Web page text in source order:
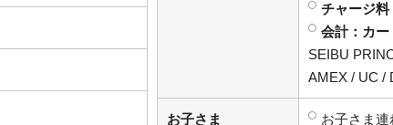
チャージ料
会計：カ
SEIBU
AMEX / UC /
お子さま お子さま連